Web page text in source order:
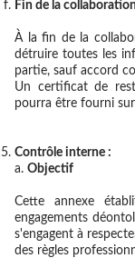
Fin de la
À la fin de la
détruire toutes les
partie, sauf accord
Un certificat de
pourra être fourni
Contrôle interne :
Objectif
Cette annexe
engagements
s'engagent à
des règles